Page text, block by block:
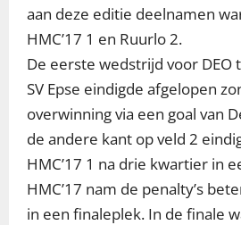
aan deze editie deelnamen
HMC’17 1 en Ruurlo 2.
De eerste wedstrijd voor DEO
SV Epse eindigde afgelopen
overwinning via een goal van
de andere kant op veld 2
HMC’17 1 na drie kwartier in
HMC’17 nam de penalty’s
in een finaleplek. In de finale